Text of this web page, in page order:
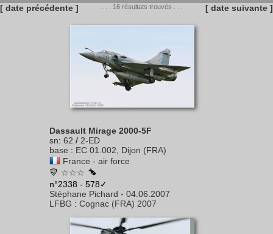
[ date précédente ] . . . 16 résultats trouvés . . . [ date suivante ]
Dassault Mirage 2000-5F
sn: 62 / 2-ED
base : EC 01.002, Dijon (FRA)
France - air force
☆☆☆
n°2338 - 578✓
Stéphane Pichard - 04.06.2007
LFBG : Cognac (FRA) 2007